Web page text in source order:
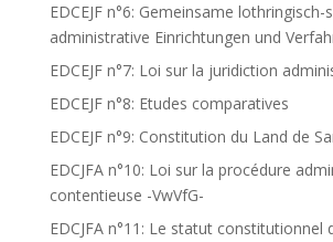
EDCEJF n°6: Gemeinsame lothringisch-
administrative Einrichtungen und
EDCEJF n°7: Loi sur la juridiction
EDCEJF n°8: Etudes comparatives
EDCEJF n°9: Constitution du Land de
EDCJFA n°10: Loi sur la procédure
contentieuse -VwVfG-
EDCJFA n°11: Le statut constitutionnel